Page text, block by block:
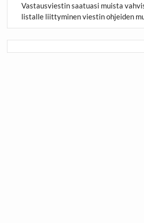
Vastausviestin saatuasi muista
listalle liittyminen viestin ohjeiden